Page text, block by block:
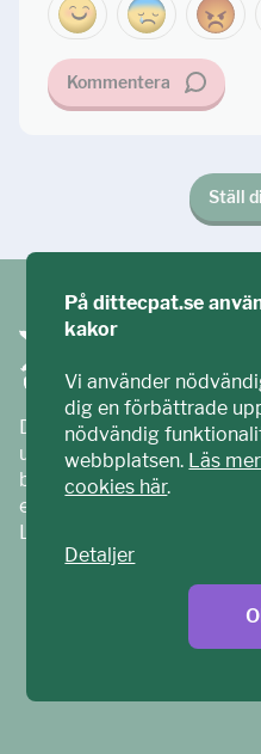
Kommentera
Ställ
Ditt ECPAT har tagits fram
unga. Vi är en del av
barnrättsorganisation som
exploatering av barn.
Läs mer på
På dittecpat.se
kakor
Vi använder
dig en förbättrade
nödvändig
webbplatsen. Läs
cookies här.
Detaljer